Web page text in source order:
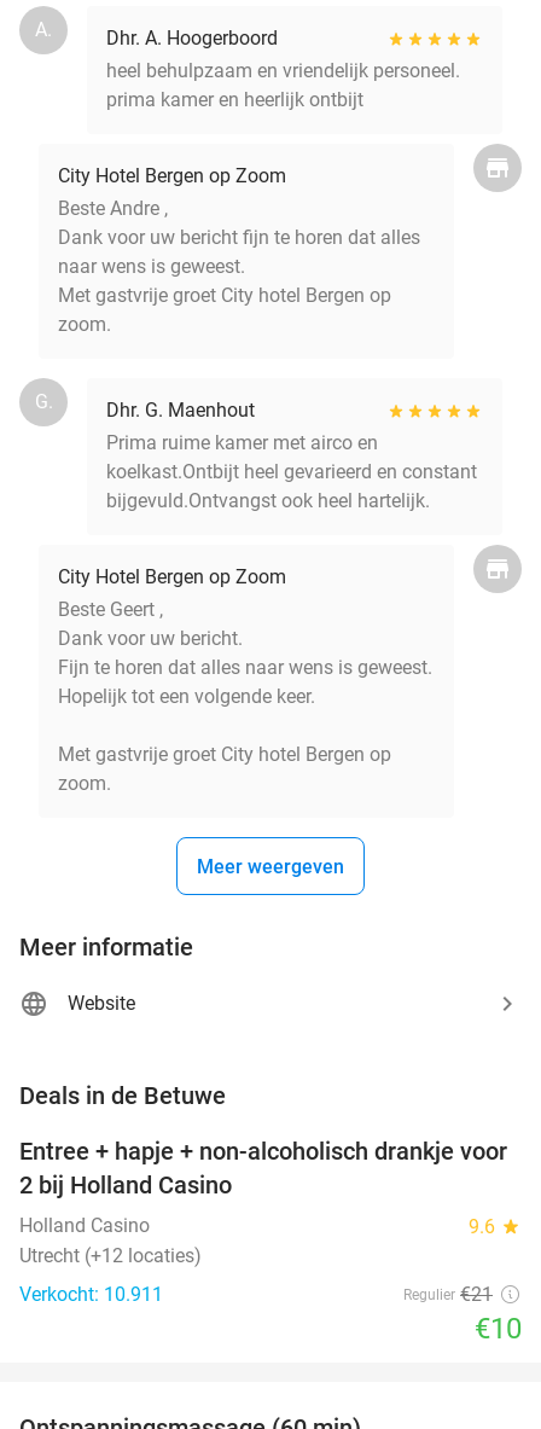
A.
Dhr. A. Hoogerboord
heel behulpzaam en vriendelijk personeel.
prima kamer en heerlijk ontbijt
City Hotel Bergen op Zoom
Beste Andre ,
Dank voor uw bericht fijn te horen dat alles
naar wens is geweest.
Met gastvrije groet City hotel Bergen op
zoom.
G.
Dhr. G. Maenhout
Prima ruime kamer met airco en
koelkast.Ontbijt heel gevarieerd en constant
bijgevuld.Ontvangst ook heel hartelijk.
City Hotel Bergen op Zoom
Beste Geert ,
Dank voor uw bericht.
Fijn te horen dat alles naar wens is geweest.
Hopelijk tot een volgende keer.
Met gastvrije groet City hotel Bergen op
zoom.
Meer weergeven
Meer informatie
Website
Deals in de Betuwe
52%
Entree + hapje + non-alcoholisch drankje voor
2 bij Holland Casino
Holland Casino 9.6 star
Utrecht (+12 locaties)
Verkocht: 10.911
Regulier €21
€10